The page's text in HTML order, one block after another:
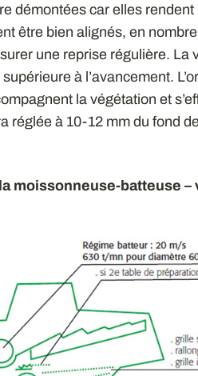
démontées car elles
être bien alignés, en
une reprise régulière. La
à l’avancement.
la végétation et
réglée à 10-12 mm du fond
moissonneuse-batteuse –